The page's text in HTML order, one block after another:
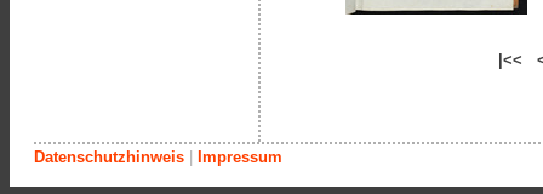
|<<
Datenschutzhinweis Impressum